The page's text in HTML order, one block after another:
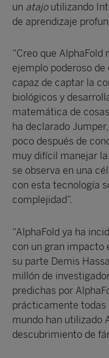
un atajoutilizando
de aprendizaje
“Creo que
ejemplo poderoso
capaz de captar la
biológicos y
matemática de
ha declarado
poco después de
muy difícil manejar
se observa en una
con esta tecnología
complejidad”.
“AlphaFold ya ha
con un gran impacto
su parte Demis
millón de
predichas por
prácticamente todas
mundo han utilizado
descubrimiento de